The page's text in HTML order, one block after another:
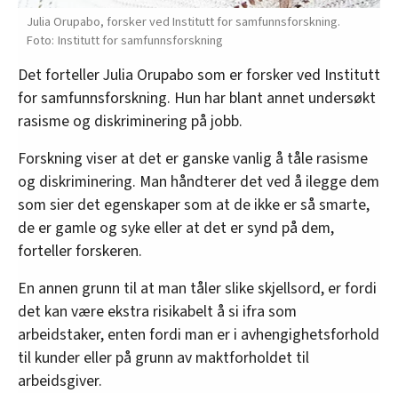
Julia Orupabo, forsker ved Institutt for samfunns­forskning.
Institutt for samfunnsforskning
Det forteller Julia Orupabo som er forsker ved Institutt
for samfunnsforskning. Hun har blant annet undersøkt
rasisme og diskriminering på jobb.
Forskning viser at det er ganske vanlig å tåle rasisme
og diskriminering. Man håndterer det ved å ilegge dem
som sier det egenskaper som at de ikke er så smarte,
de er gamle og syke eller at det er synd på dem,
forteller forskeren.
En annen grunn til at man tåler slike skjellsord, er fordi
det kan være ekstra risikabelt å si ifra som
arbeidstaker, enten fordi man er i avhengighetsforhold
til kunder eller på grunn av maktforholdet til
arbeidsgiver.